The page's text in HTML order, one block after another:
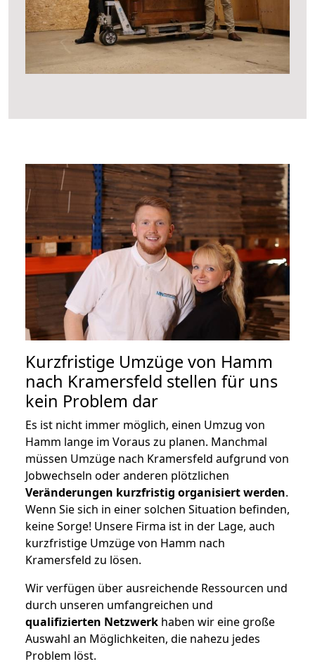
Kurzfristige Umzüge von Hamm
nach Kramersfeld stellen für uns
kein Problem dar
Es ist nicht immer möglich, einen Umzug von
Hamm lange im Voraus zu planen. Manchmal
müssen Umzüge nach Kramersfeld aufgrund von
Jobwechseln oder anderen plötzlichen
Veränderungen kurzfristig organisiert werden.
Wenn Sie sich in einer solchen Situation befinden,
keine Sorge! Unsere Firma ist in der Lage, auch
kurzfristige Umzüge von Hamm nach
Kramersfeld zu lösen.
Wir verfügen über ausreichende Ressourcen und
durch unseren umfangreichen und
qualifizierten Netzwerk haben wir eine große
Auswahl an Möglichkeiten, die nahezu jedes
Problem löst.